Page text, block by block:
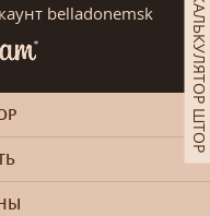
КАЛЬКУЛЯТОР ШТОР
belladonemsk